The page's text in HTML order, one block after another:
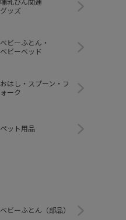
哺乳びん関連
グッズ
ベビーふとん・
ベビーベッド
おはし・スプーン・フ
ォーク
ペット用品
ベビーふとん（部品）